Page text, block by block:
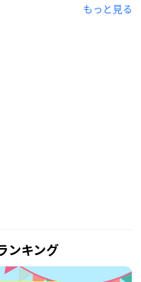
もっと見る
ンキング